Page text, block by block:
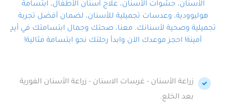
الأسنان، حشوات الأسنان، علاج أسنان الأطفال، ابتسامة
هوليوودية، وعدسات تجميلية للأسنان، لضمان أفضل تجربة
تجميلية وصحية لأسنانك. معنا، صحتك وجمال ابتسامتك في أيدٍ
أمينة! احجز موعدك الآن وابدأ رحلتك نحو ابتسامة مثالية!
زراعة الأسنان - غرسات الاسنان - زراعة الأسنان الفورية
بعد الخلع.